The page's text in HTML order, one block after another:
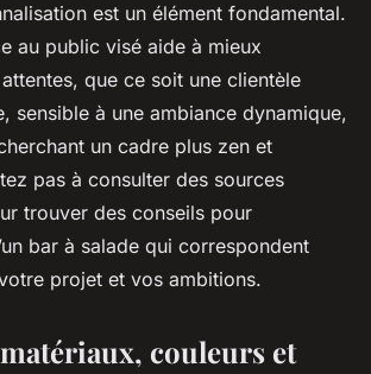
est un élément fondamental.
au public visé aide à mieux
que ce soit une clientèle
sensible à une ambiance dynamique,
un cadre plus zen et
pas à consulter des sources
trouver des conseils pour
bar à salade qui correspondent
projet et vos ambitions.
couleurs et